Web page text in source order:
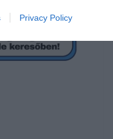
Privacy Policy